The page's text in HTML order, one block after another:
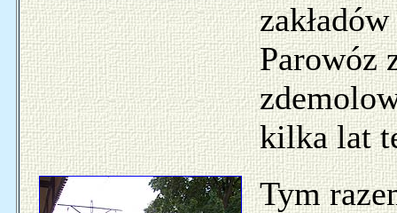
Parowóz
kilka lat
Tym